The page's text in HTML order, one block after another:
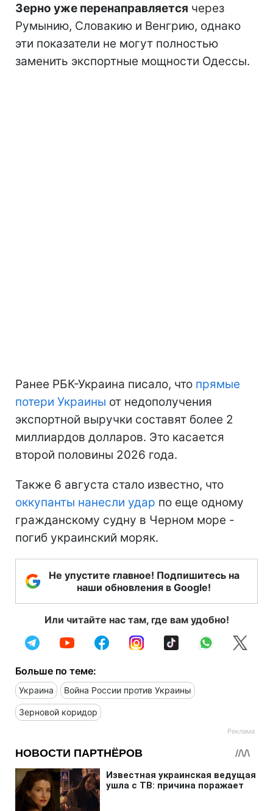
Зерно уже перенаправляется через
Румынию, Словакию и Венгрию, однако
эти показатели не могут полностью
заменить экспортные мощности Одессы.
Ранее РБК-Украина писало, что прямые
потери Украины от недополучения
экспортной выручки составят более 2
миллиардов долларов. Это касается
второй половины 2026 года.
Также 6 августа стало известно, что
оккупанты нанесли удар по еще одному
гражданскому судну в Черном море -
погиб украинский моряк.
Не упустите главное! Подпишитесь на
наши обновления в Google!
Или читайте нас там, где вам удобно!
Больше по теме:
Украина Война России против Украины
Зерновой коридор